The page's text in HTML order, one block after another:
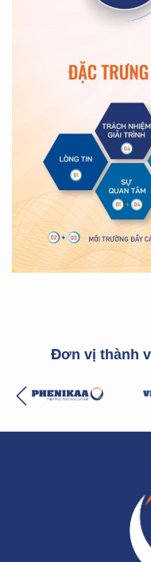
Đơn vị thành